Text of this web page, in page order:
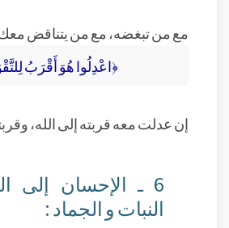
مع من تبغضه، مع من يتناقض
﴿اعْدِلُوا هُوَ أَقْرَبُ
إن عدلت معه قربته إلى الله،
6 ـ الإحسان إلى
النبات و الجماد :